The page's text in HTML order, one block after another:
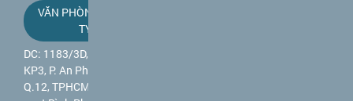
VĂN PHÒNG CÔNG
TY
DC: 1183/3D, QL 1A,
KP3, P. An Phú Đông,
Q.12, TPHCM (gần cầu